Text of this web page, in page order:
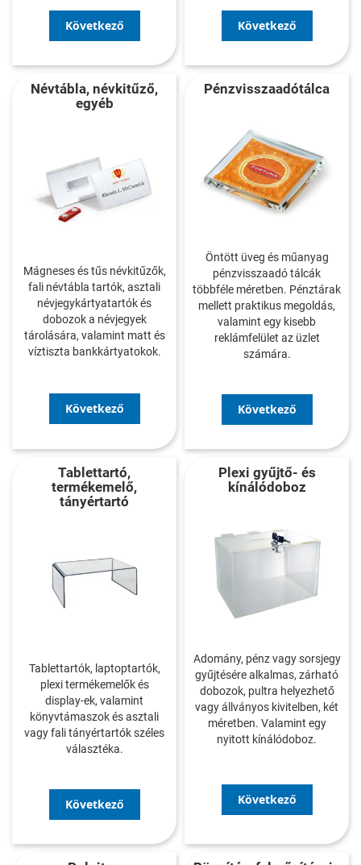
Következő Következő
Névtábla, névkitűző,
egyéb
Mágneses és tűs névkitűzők,
fali névtábla tartók, asztali
névjegykártyatartók és
dobozok a névjegyek
tárolására, valamint matt és
víztiszta bankkártyatokok.
Következő
Pénzvisszaadótálca
Öntött üveg és műanyag
pénzvisszaadó tálcák
többféle méretben. Pénztárak
mellett praktikus megoldás,
valamint egy kisebb
reklámfelület az üzlet
számára.
Következő
Tablettartó,
termékemelő,
tányértartó
Tablettartók, laptoptartók,
plexi termékemelők és
display-ek, valamint
könyvtámaszok és asztali
vagy fali tányértartók széles
választéka.
Következő
Plexi gyűjtő- és
kínálódoboz
Adomány, pénz vagy sorsjegy
gyűjtésére alkalmas, zárható
dobozok, pultra helyezhető
vagy állványos kivitelben, két
méretben. Valamint egy
nyitott kínálódoboz.
Következő